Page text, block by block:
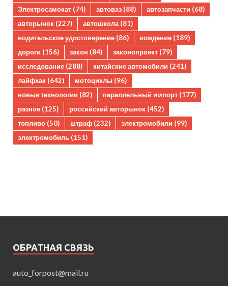
Электросамокат (74) автоваз (88) автозапчасти (68)
авторынок (227) автошкола(81)
водительское удостоверение (86) вождение (189)
дороги (156) закон (84) законопроект (79)
исследование (288) китайские автомобили (241)
лайфхак (642) мотоциклы (96)
новые технологии (82) параллельный импорт (177)
разное (125) российский авторынок (452)
топливо (50) штраф (232) электромобили (99)
электромобиль (151)
ОБРАТНАЯ СВЯЗЬ
auto_forpost@mail.ru